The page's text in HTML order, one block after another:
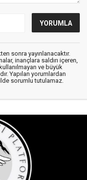
sonra yayınlanacaktır.
inançlara saldırı içeren,
ve büyük
Yapılan yorumlardan
sorumlu tutulamaz.